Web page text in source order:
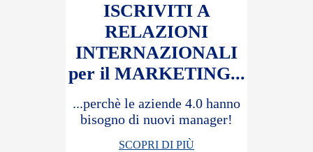
ISCRIVITI A
RELAZIONI
INTERNAZIONALI
per il MARKETING...
...perchè le aziende 4.0 hanno
bisogno di nuovi manager!
SCOPRI DI PIÙ